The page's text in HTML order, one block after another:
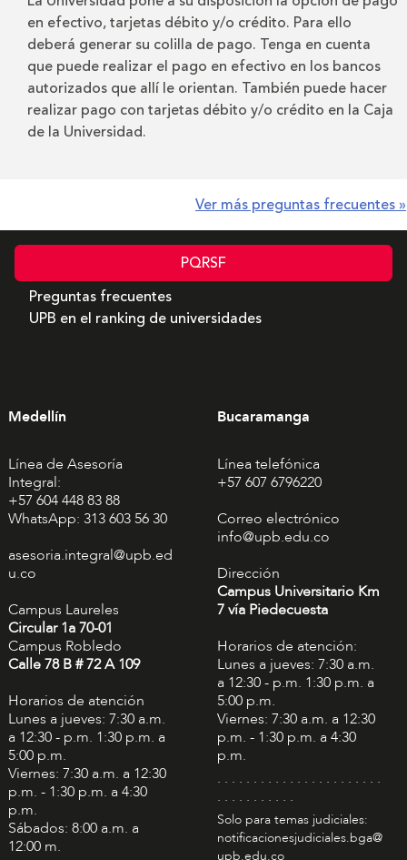
en efectivo, tarjetas débito y/o crédito. Para ello
deberá generar su colilla de pago. Tenga en cuenta
que puede realizar el pago en efectivo en los bancos
autorizados que allí le orientan. También puede hacer
realizar pago con tarjetas débito y/o crédito en la Caja
de la Universidad.
Ver más preguntas frecuentes »
PQRSF
Preguntas frecuentes
UPB en el ranking de universidades
Medellín
Línea de Asesoría
Integral:
+57 604 448 83 88
WhatsApp: 313 603 56 30
asesoria.integral@upb.ed
u.co
Campus Laureles
Circular 1a 70-01
Campus Robledo
Calle 78 B # 72 A 109
Horarios de atención
Lunes a jueves: 7:30 a.m.
a 12:30 - p.m. 1:30 p.m. a
5:00 p.m.
Viernes: 7:30 a.m. a 12:30
p.m. - 1:30 p.m. a 4:30
p.m.
Sábados: 8:00 a.m. a
12:00 m.
Bucaramanga
Línea telefónica
+57 607 6796220
Correo electrónico
info@upb.edu.co
Dirección
Campus Universitario Km
7 vía Piedecuesta
Horarios de atención:
Lunes a jueves: 7:30 a.m.
a 12:30 - p.m. 1:30 p.m. a
5:00 p.m.
Viernes: 7:30 a.m. a 12:30
p.m. - 1:30 p.m. a 4:30
p.m.
. . . . . . . . . . . . . . . . . . . . . . .
. . . . . . . . . . .
Solo para temas judiciales:
notificacionesjudiciales.bga@
upb.edu.co